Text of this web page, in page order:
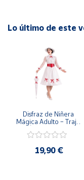
Lo último de este
Disfraz de Niñera
Mágica Adulto – Traje
de Mary Poppins con
(3 Piezas)
19,90 €